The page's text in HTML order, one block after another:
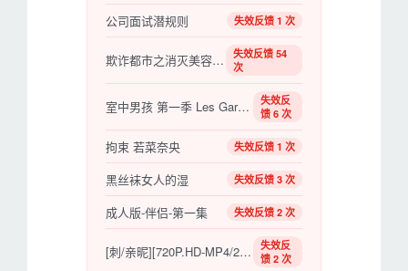
公司面试潜规则 失效反馈 1 次
欺诈都市之消灭美容诈骗
失效反馈 54
次
室中男孩 第一季 Les Garçons de Chambre Season 1【2014】【法剧】
失效反
馈 6 次
拘束 若菜奈央 失效反馈 1 次
黑丝袜女人的湿 失效反馈 3 次
成人版-伴侣-第一集 失效反馈 2 次
[刺/亲昵][720P.HD-MP4/2.3G][韩语][2016.10最新韩国R级剧情]大尺度
失效反
馈 2 次